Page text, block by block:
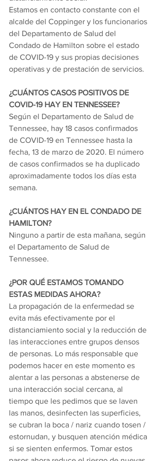
Estamos en contacto constante con el
alcalde del Coppinger y los funcionarios
del Departamento de Salud del
Condado de Hamilton sobre el estado
de COVID-19 y sus propias decisiones
operativas y de prestación de servicios.
¿CUÁNTOS CASOS POSITIVOS DE
COVID-19 HAY EN TENNESSEE?
Según el Departamento de Salud de
Tennessee, hay 18 casos confirmados
de COVID-19 en Tennessee hasta la
fecha, 13 de marzo de 2020. El número
de casos confirmados se ha duplicado
aproximadamente todos los días esta
semana.
¿CUÁNTOS HAY EN EL CONDADO DE
HAMILTON?
Ninguno a partir de esta mañana, según
el Departamento de Salud de
Tennessee.
¿POR QUÉ ESTAMOS TOMANDO
ESTAS MEDIDAS AHORA?
La propagación de la enfermedad se
evita más efectivamente por el
distanciamiento social y la reducción de
las interacciones entre grupos densos
de personas. Lo más responsable que
podemos hacer en este momento es
alentar a las personas a abstenerse de
una interacción social cercana, al
tiempo que les pedimos que se laven
las manos, desinfecten las superficies,
se cubran la boca / nariz cuando tosen /
estornudan, y busquen atención médica
si se sienten enfermos. Tomar estos